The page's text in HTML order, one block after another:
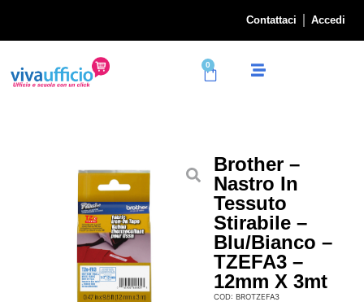
Contattaci Accedi
0
Brother –
Nastro In
Tessuto
Stirabile –
Blu/Bianco –
TZEFA3 –
12mm X 3mt
COD: BROTZEFA3